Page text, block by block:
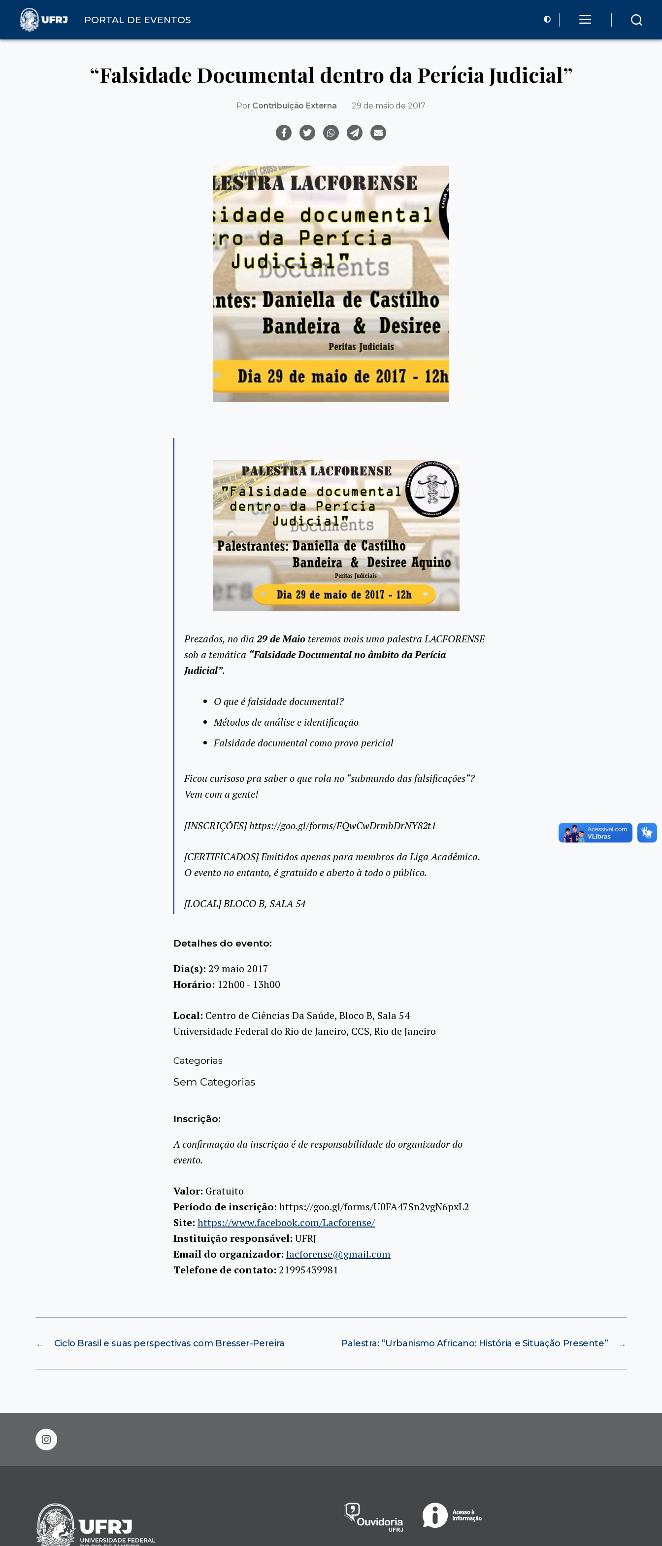
PORTAL DE EVENTOS
“Falsidade Documental dentro da Perícia Judicial”
Por Contribuição Externa 29 de maio de 2017
Prezados, no dia 29 de Maio teremos mais uma palestra LACFORENSE
sob a temática “Falsidade Documental no âmbito da Perícia
Judicial”.
O que é falsidade documental?
Métodos de análise e identificação
Falsidade documental como prova pericial
Ficou curisoso pra saber o que rola no “submundo das falsificações“?
Vem com a gente!
[INSCRIÇÕES] https://goo.gl/forms/FQwCwDrmbDrNY82t1
[CERTIFICADOS] Emitidos apenas para membros da Liga Acadêmica.
O evento no entanto, é gratuido e aberto à todo o público.
[LOCAL] BLOCO B, SALA 54
Detalhes do evento:
Dia(s): 29 maio 2017
Horário: 12h00 - 13h00
Local: Centro de Ciências Da Saúde, Bloco B, Sala 54
Universidade Federal do Rio de Janeiro, CCS, Rio de Janeiro
Categorias
Sem Categorias
Inscrição:
A confirmação da inscrição é de responsabilidade do organizador do
evento.
Valor: Gratuito
Período de inscrição: https://goo.gl/forms/U0FA47Sn2vgN6pxL2
Site: https://www.facebook.com/Lacforense/
Instituição responsável: UFRJ
Email do organizador: lacforense@gmail.com
Telefone de contato: 21995439981
← Ciclo Brasil e suas perspectivas com Bresser-Pereira →
Palestra: “Urbanismo Africano: História e Situação Presente”
instagram